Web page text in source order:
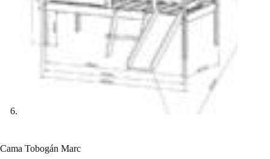
Cama Tobogán Marc